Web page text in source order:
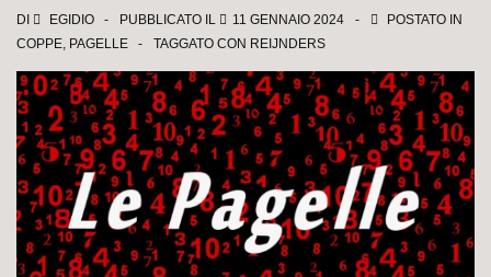
pagelle
dei
nostri
DI EGIDIO PUBBLICATO IL 11 GENNAIO 2024
POSTATO IN
COPPE, PAGELLE TAGGATO CON REIJNDERS